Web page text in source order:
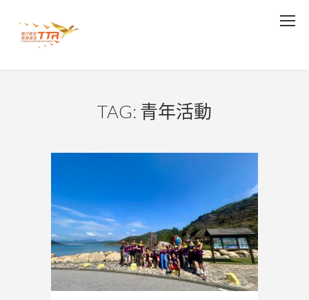
TAG: 青年活動